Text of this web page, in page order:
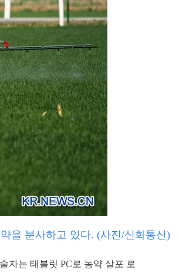
을 분사하고 있다. (사진/신화통신)
자는 태블릿 PC로 농약 살포 로